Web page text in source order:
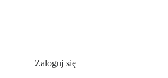
Zaloguj się